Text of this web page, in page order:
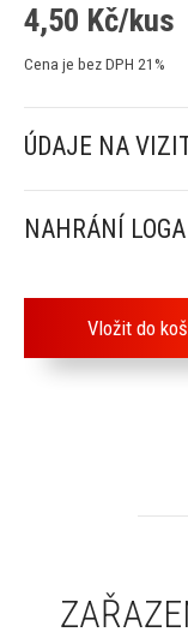
4,50 Kč/kus
Cena je bez DPH 21%
ÚDAJE NA
NAHRÁNÍ